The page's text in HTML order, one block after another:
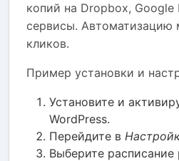
копий на Dropbox, Google
сервисы. Автоматизацию
кликов.
Пример установки и
Установите и
WordPress.
Перейдите в
Выберите расписание